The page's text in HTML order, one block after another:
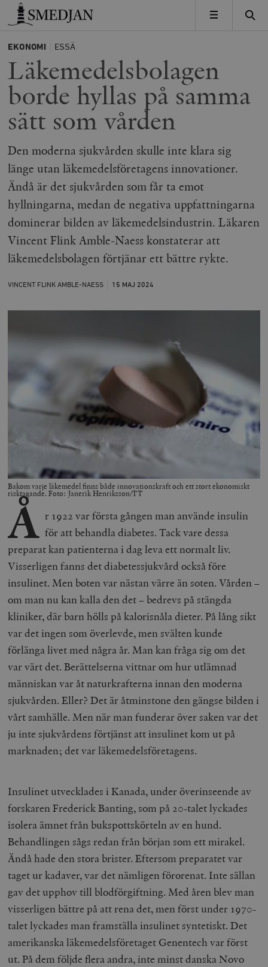
Timbro
MENY
EKONOMI ESSÄ
Läkemedelsbolagen
borde hyllas på samma
sätt som vården
Den moderna sjukvården skulle inte klara sig
länge utan läkemedelsföretagens innovationer.
Ändå är det sjukvården som får ta emot
hyllningarna, medan de negativa uppfattningarna
dominerar bilden av läkemedelsindustrin. Läkaren
Vincent Flink Amble-Naess konstaterar att
läkemedelsbolagen förtjänar ett bättre rykte.
VINCENT FLINK AMBLE-NAESS 15 MAJ 2024
Bakom varje läkemedel finns både innovationskraft och ett stort ekonomiskt
risktagande. Foto: Janerik Henriksson/TT
Å r 1922 var första gången man använde insulin
för att behandla diabetes. Tack vare dessa
preparat kan patienterna i dag leva ett normalt liv.
Visserligen fanns det diabetessjukvård också före
insulinet. Men boten var nästan värre än soten. Vården –
om man nu kan kalla den det – bedrevs på stängda
kliniker, där barn hölls på kalorisnåla dieter. På lång sikt
var det ingen som överlevde, men svälten kunde
förlänga livet med några år. Man kan fråga sig om det
var värt det. Berättelserna vittnar om hur utlämnad
människan var åt naturkrafterna innan den moderna
sjukvården. Eller? Det är åtminstone den gängse bilden i
vårt samhälle. Men när man funderar över saken var det
ju inte sjukvårdens förtjänst att insulinet kom ut på
marknaden; det var läkemedelsföretagens.
Insulinet utvecklades i Kanada, under överinseende av
forskaren Frederick Banting, som på 20-talet lyckades
isolera ämnet från bukspottskörteln av en hund.
Behandlingen sågs redan från början som ett mirakel.
Ändå hade den stora brister. Eftersom preparatet var
taget ur kadaver, var det nämligen förorenat. Inte sällan
gav det upphov till blodförgiftning. Med åren blev man
visserligen bättre på att rena det, men först under 1970-
talet lyckades man framställa insulinet syntetiskt. Det
amerikanska läkemedelsföretaget Genentech var först
ut. På dem följde flera andra, inte minst danska Novo